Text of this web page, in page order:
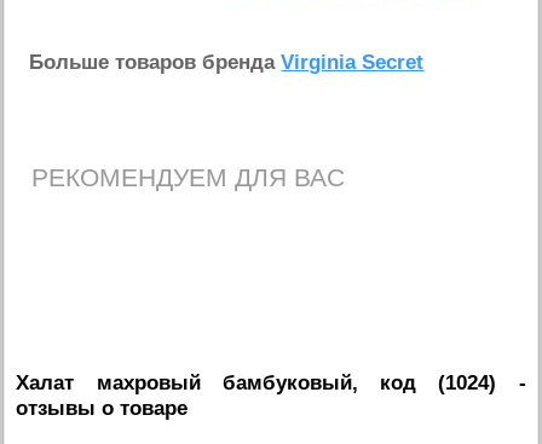
Больше товаров брендаVirginia Secret
РЕКОМЕНДУЕМ ДЛЯ ВАС
Халат махровый бамбуковый, код (1024) -
отзывы о товаре